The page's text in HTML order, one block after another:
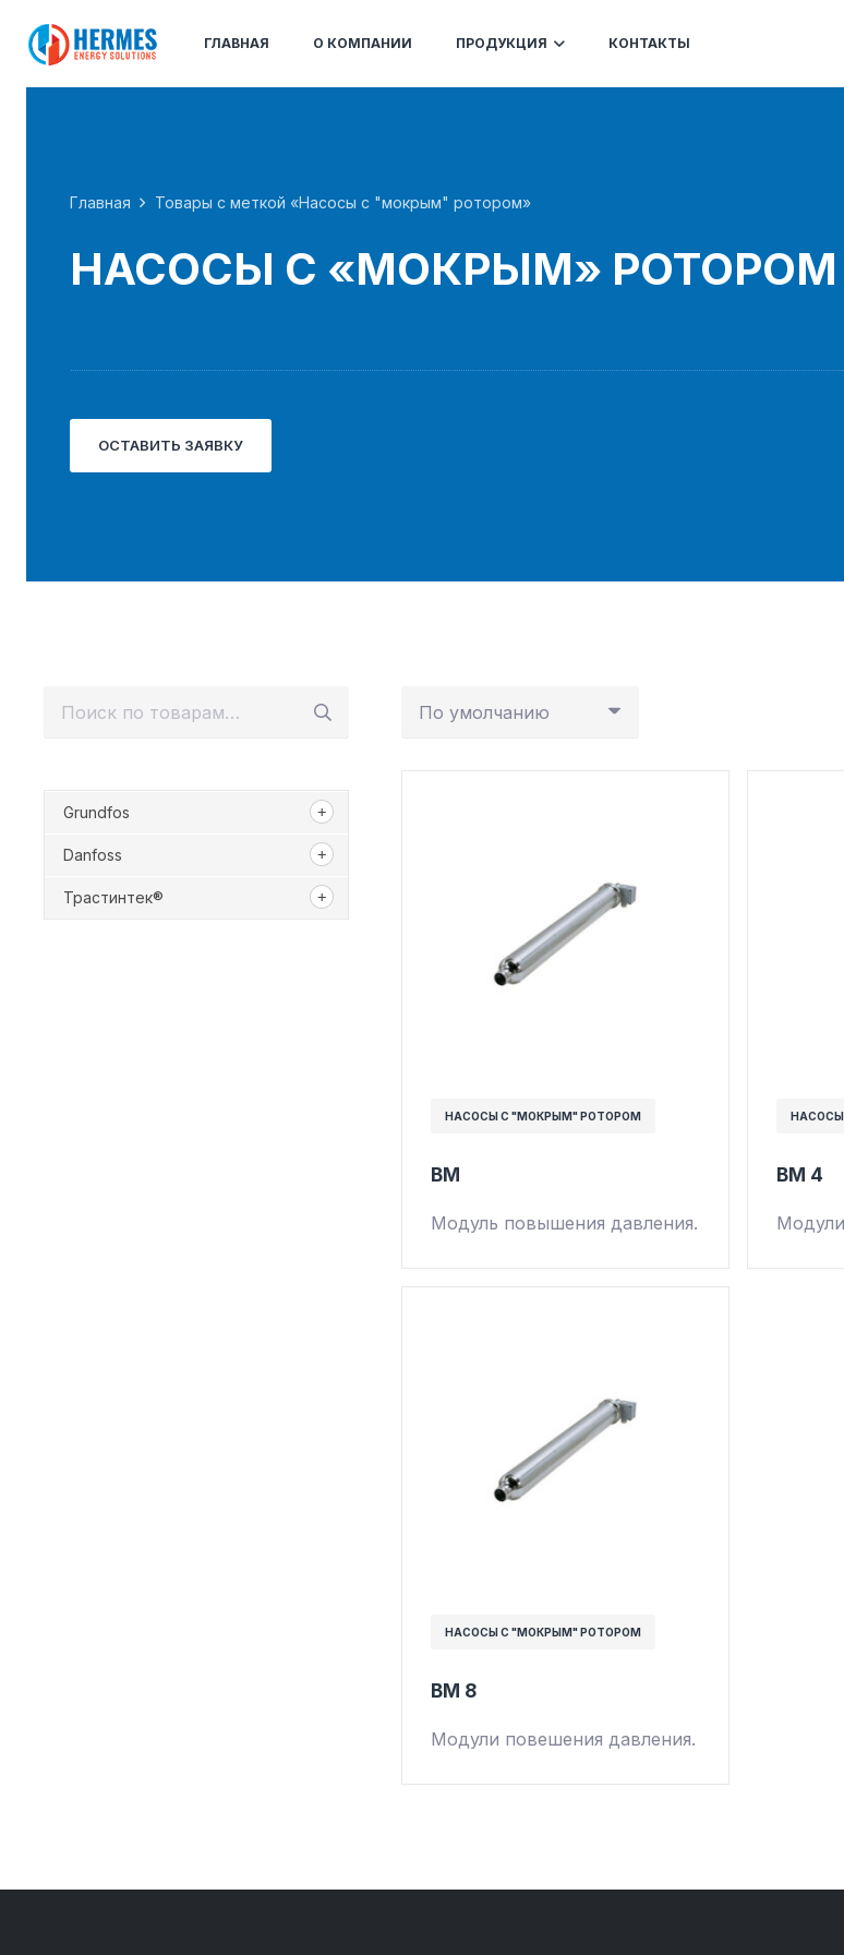
ГЛАВНАЯ О КОМПАНИИ ПРОДУКЦИЯ КОНТАКТЫ
Главная Товары с меткой «Насосы с "мокрым" ротором»
НАСОСЫ С «МОКРЫМ» РОТОРОМ
ОСТАВИТЬ ЗАЯВКУ
Grundfos
Danfoss
Трастинтек®
НАСОСЫ С "МОКРЫМ" РОТОРОМ
BM
Модуль повышения давления.
BM 4
НАСОСЫ С "МОКРЫМ" РОТОРОМ
BM 8
Модули повешения давления.